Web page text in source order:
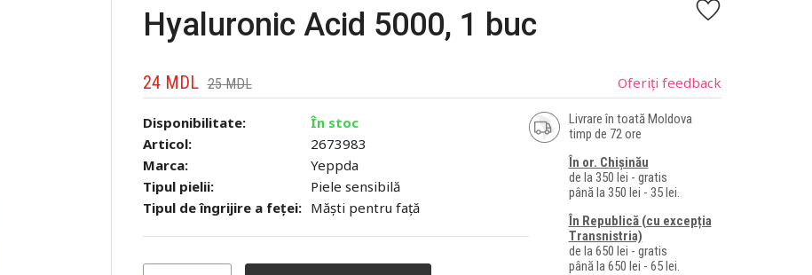
Hyaluronic Acid 5000, 1 buc
24MDL 25MDL Oferiți feedback
Disponibilitate:
În stoc
Articol:
2673983
Marca:
Yeppda
Tipul pielii:
Piele sensibilă
Tipul de îngrijire a feței: Măști pentru față
Livrare în toată Moldova
timp de 72 ore
În or. Chișinău
de la 350 lei - gratis
până la 350 lei - 35 lei.
În Republică (cu excepția
Transnistria)
de la 650 lei - gratis
până la 650 lei - 65 lei.